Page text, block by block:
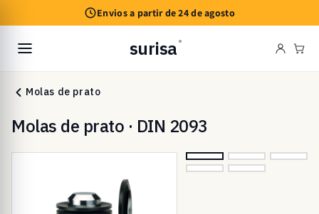
conteúdo
Envios a partir de 24 de agosto
surisa ®
Molas de prato
Molas de prato · DIN 2093